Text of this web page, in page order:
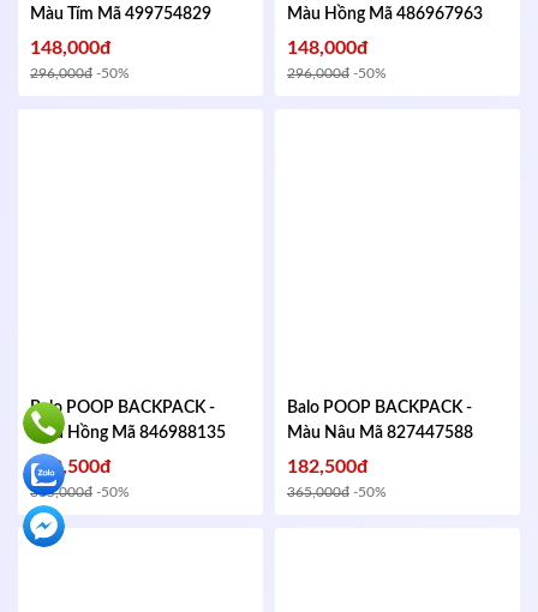
Màu Tím Mã 499754829
148,000đ
296,000đ -50%
Màu Hồng Mã 486967963
148,000đ
296,000đ -50%
Balo POOP BACKPACK -
Màu Hồng Mã 846988135
182,500đ
365,000đ -50%
Balo POOP BACKPACK -
Màu Nâu Mã 827447588
182,500đ
365,000đ -50%